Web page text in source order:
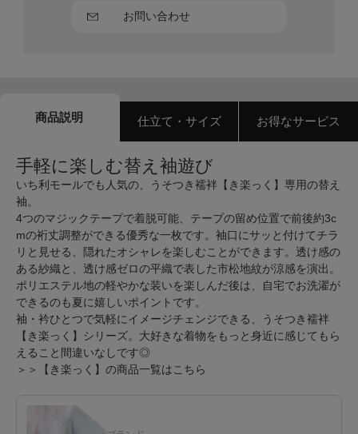
お問い合わせ
商品説明 仕立て・サイズ お得なサービス
手軽に楽しむ替え袖遊び
いち利モールでも人気の、うそつき襦袢【き楽っく】専用の替え
袖。
4つのマジックテープで着脱可能、テープの留め位置で前後約3c
mの裄丈調整ができる優秀な一枚です。袖口にサッと付けてチラ
リと見せる、隠れたオシャレを楽しむことができます。透け感の
ある紗織と、透け感ゼロの平織で表した市松地紋が涼感を演出。
ポリエステル地の軽やかな装いを楽しんだ後は、自宅でお洗濯が
できるのも夏に嬉しいポイントです。
袖・衿ひとつで気軽にイメージチェンジできる、うそつき襦袢
【き楽っく】シリーズ。大好きな着物をもっと身近に感じてもら
えること間違いなしです◎
＞＞【き楽っく】の商品一覧はこちら